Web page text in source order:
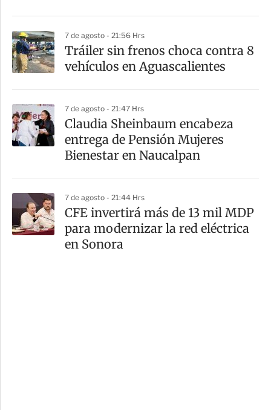
7 de agosto - 21:56 Hrs
Tráiler sin frenos choca contra 8
vehículos en Aguascalientes
7 de agosto - 21:47 Hrs
Claudia Sheinbaum encabeza
entrega de Pensión Mujeres
Bienestar en Naucalpan
7 de agosto - 21:44 Hrs
CFE invertirá más de 13 mil MDP
para modernizar la red eléctrica
en Sonora